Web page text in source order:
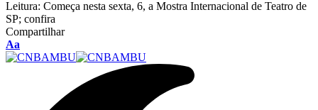
Leitura: Começa nesta sexta, 6, a Mostra Internacional de Teatro de
SP; confira
Compartilhar
Aa